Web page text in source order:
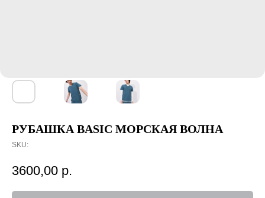
РУБАШКА BASIC МОРСКАЯ ВОЛНА
SKU:
3600,00 р.